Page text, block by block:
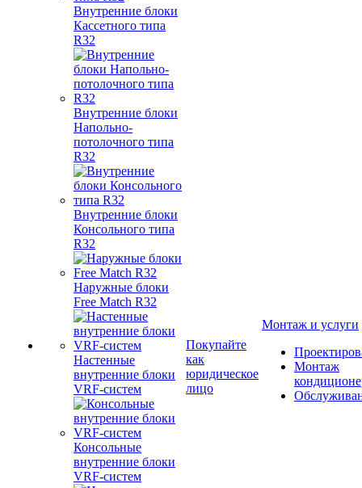
Внутренние блоки
Кассетного типа
R32
Внутренние блоки
Напольно-
потолочного типа
R32
Внутренние блоки
Консольного типа
R32
Наружные блоки
Free Match R32
Настенные
внутренние блоки
VRF-систем
Консольные
внутренние блоки
VRF-систем
Покупайте
как
юридическое
лицо
Монтаж и услуги
Монтаж